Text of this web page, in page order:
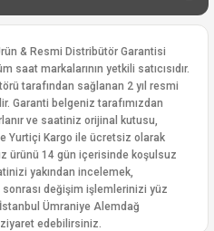
& Resmi Distribütör Garantisi
markalarının yetkili satıcısıdır.
tarafından sağlanan 2 yıl resmi
Garanti belgeniz tarafımızdan
ve saatiniz orijinal kutusu,
Yurtiçi Kargo ile ücretsiz olarak
ürünü 14 gün içerisinde koşulsuz
yakından incelemek,
değişim işlemlerinizi yüz
Ümraniye Alemdağ
edebilirsiniz.